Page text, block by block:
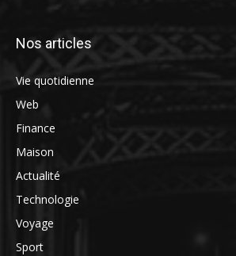
Nos articles
Vie quotidienne
Web
Finance
Maison
Actualité
Technologie
Voyage
Sport